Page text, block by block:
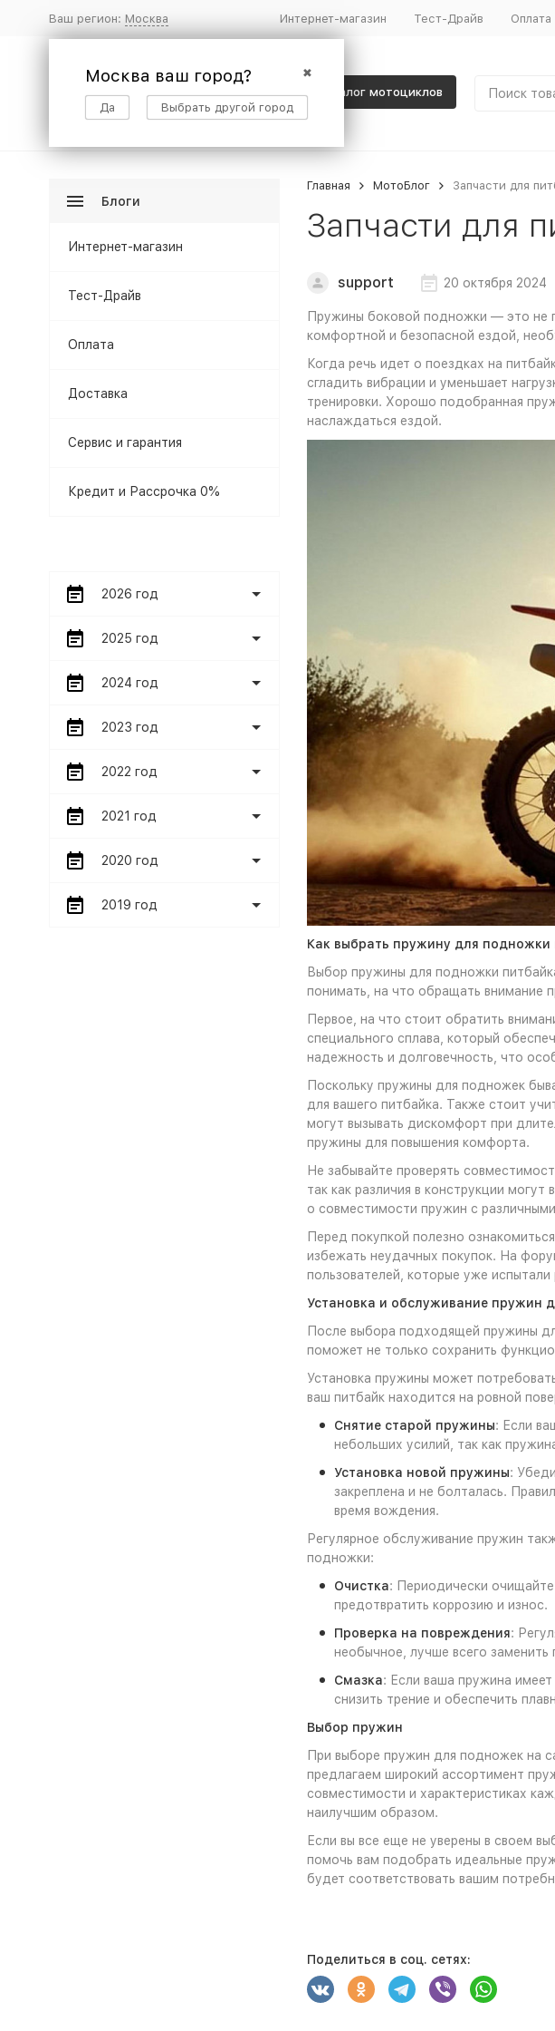
Ваш регион: Москва
✖
Москва ваш город?
Да Выбрать другой город
Интернет-магазин Тест-Драйв Оплата
Каталог мотоциклов
Главная МотоБлог Запчасти для
Запчасти для
support 20 октября 2024
Пружины боковой подножки — это не
комфортной и безопасной ездой,
Когда речь идет о поездках на
сгладить вибрации и уменьшает
тренировки. Хорошо подобранная
наслаждаться ездой.
Как выбрать пружину для подножки
Выбор пружины для подножки
понимать, на что обращать внимание
Первое, на что стоит обратить
специального сплава, который
надежность и долговечность, что
Поскольку пружины для подножек
для вашего питбайка. Также стоит
могут вызывать дискомфорт при
пружины для повышения комфорта.
Не забывайте проверять
так как различия в конструкции
о совместимости пружин с
Перед покупкой полезно
избежать неудачных покупок. На
пользователей, которые уже
Установка и обслуживание пружин
После выбора подходящей пружины
поможет не только сохранить
Установка пружины может
ваш питбайк находится на ровной
Снятие старой пружины: Если
небольших усилий, так как
Установка новой пружины:
закреплена и не болталась.
время вождения.
Регулярное обслуживание пружин
подножки:
Очистка: Периодически
предотвратить коррозию и износ.
Проверка на повреждения:
необычное, лучше всего заменить
Смазка: Если ваша пружина
снизить трение и обеспечить
Выбор пружин
При выборе пружин для подножек на
предлагаем широкий ассортимент
совместимости и характеристиках
наилучшим образом.
Если вы все еще не уверены в своем
помочь вам подобрать идеальные
будет соответствовать вашим
Поделиться в соц. сетях:
Блоги
Интернет-магазин
Тест-Драйв
Оплата
Доставка
Сервис и гарантия
Кредит и Рассрочка 0%
2026 год
2025 год
2024 год
2023 год
2022 год
2021 год
2020 год
2019 год